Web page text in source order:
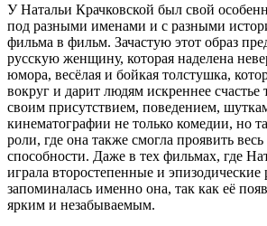
У Натальи Крачковской был свой
под разными именами и с разными
фильма в фильм. Зачастую этот образ
русскую женщину, которая наделена
юмора, весёлая и бойкая толстушка,
вокруг и дарит людям искреннее
своим присутствием, поведением,
кинематографии не только комедии, но
роли, где она также смогла проявить
способности. Даже в тех фильмах, где
играла второстепенные и
запоминалась именно она, так как её
ярким и незабываемым.